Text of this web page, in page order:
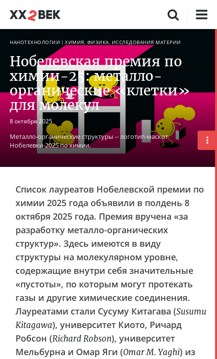
НАНОТЕХНОЛОГИИ ХИМИЯ, ФИЗИКА, ИССЛЕДОВАНИЯ МАТЕРИИ
Нобелевская премия по
химии-25: металло-
органические «клетки»
для молекул
8 октября 2025
Металло-органические структуры -- логотип-маскот
Нобелевки-2025 по химии.
Список лауреатов Нобелевской премии по
химии 2025 года объявили в полдень 8
октября 2025 года. Премия вручена «за
разработку металло-органических
структур». Здесь имеются в виду
структуры на молекулярном уровне,
содержащие внутри себя значительные
«пустоты», по которым могут протекать
газы и другие химические соединения.
Лауреатами стали Сусуму Китагава (Susumu
Kitagawa), университет Киото, Ричард
Робсон (Richard Robson), университет
Мельбурна и Омар Яги (Omar M. Yaghi) из